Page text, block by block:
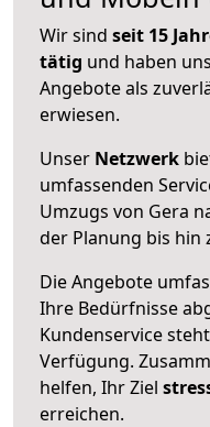
Wir sind seit 15
tätig und haben
Angebote als
erwiesen.
Unser Netzwerk
umfassenden
Umzugs von Gera
der Planung bis hin
Die Angebote
Ihre Bedürfnisse
Kundenservice
Verfügung.
helfen, Ihr Ziel
erreichen.